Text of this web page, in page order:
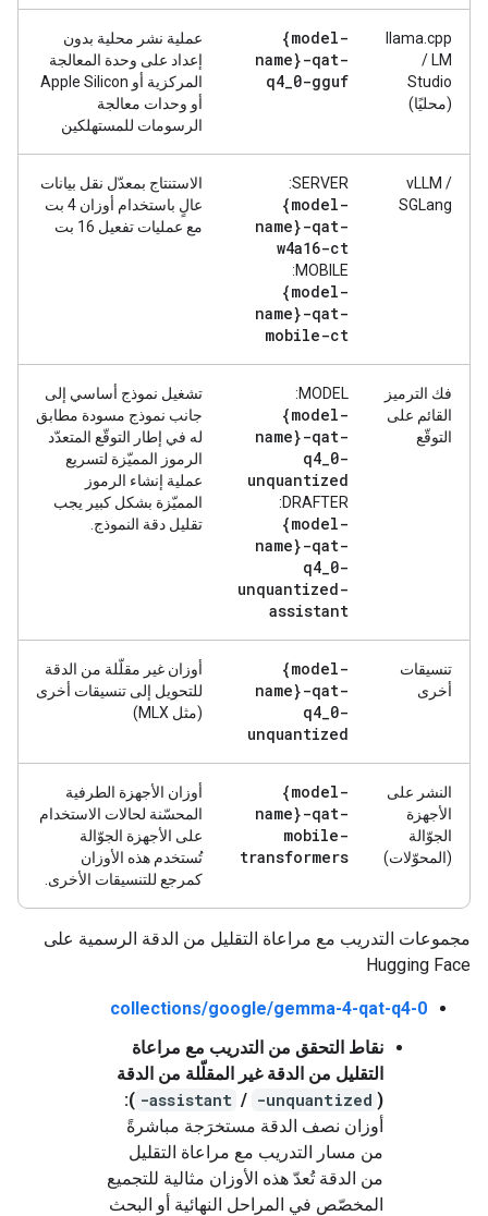
‫llama.cpp
/ LM
Studio
(محليًا)
{model-
name}-qat-
q4_0-gguf
عملية نشر محلية بدون
إعداد على وحدة المعالجة
المركزية أو Apple Silicon
أو وحدات معالجة
الرسومات للمستهلكين
‫vLLM /
SGLang
SERVER:
{model-
name}-qat-
w4a16-ct
MOBILE:
{model-
name}-qat-
mobile-ct
الاستنتاج بمعدّل نقل بيانات
عالٍ باستخدام أوزان 4 بت
مع عمليات تفعيل 16 بت
فك الترميز
القائم على
التوقّع
MODEL:
{model-
name}-qat-
q4_0-
unquantized
DRAFTER:
{model-
name}-qat-
q4_0-
unquantized-
assistant
تشغيل نموذج أساسي إلى
جانب نموذج مسودة مطابق
له في إطار التوقّع المتعدّد
الرموز المميّزة لتسريع
عملية إنشاء الرموز
المميّزة بشكل كبير يجب
تقليل دقة النموذج.
تنسيقات
أخرى
{model-
name}-qat-
q4_0-
unquantized
أوزان غير مقلّلة من الدقة
للتحويل إلى تنسيقات أخرى
(مثل MLX)
النشر على
الأجهزة
الجوّالة
(المحوّلات)
{model-
name}-qat-
mobile-
transformers
أوزان الأجهزة الطرفية
المحسّنة لحالات الاستخدام
على الأجهزة الجوّالة
تُستخدم هذه الأوزان
كمرجع للتنسيقات الأخرى.
مجموعات التدريب مع مراعاة التقليل من الدقة الرسمية على
Hugging Face
collections/google/gemma-4-qat-q4-0
نقاط التحقق من التدريب مع مراعاة
التقليل من الدقة غير المقلّلة من الدقة
(
-unquantized
/
-assistant
):
أوزان نصف الدقة مستخرَجة مباشرةً
من مسار التدريب مع مراعاة التقليل
من الدقة تُعدّ هذه الأوزان مثالية للتجميع
المخصّص في المراحل النهائية أو البحث